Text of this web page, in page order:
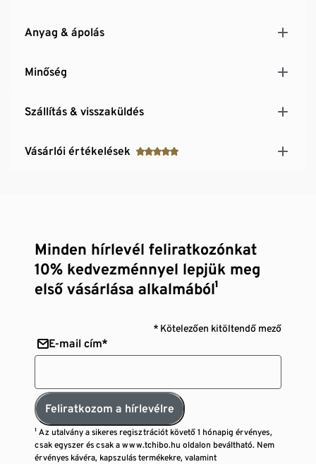
Anyag & ápolás
Minőség
Szállítás & visszaküldés
Vásárlói értékelések
Minden hírlevél feliratkozónkat
10% kedvezménnyel lepjük meg
első vásárlása alkalmából¹
* Kötelezően kitöltendő mező
E-mail cím*
Feliratkozom a hírlevélre
¹ Az utalvány a sikeres regisztrációt követő 1 hónapig érvényes,
csak egyszer és csak a www.tchibo.hu oldalon beváltható. Nem
érvényes kávéra, kapszulás termékekre, valamint